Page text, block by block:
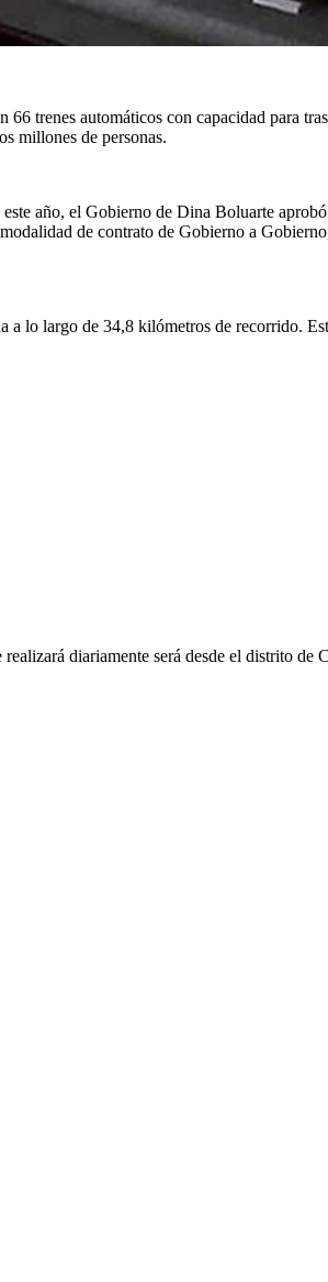
trenes automáticos con capacidad para
millones de personas.
año, el Gobierno de Dina Boluarte
de contrato de Gobierno a
lo largo de 34,8 kilómetros de recorrido.
diariamente será desde el distrito de